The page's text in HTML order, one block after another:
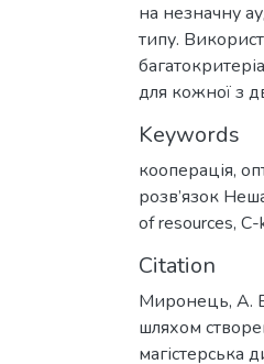
на незначну
типу.
для кожної з
Keywords
кооперація,
розв’язок
of resources, C-
Citation
Миронець, А.
шляхом
магістерська